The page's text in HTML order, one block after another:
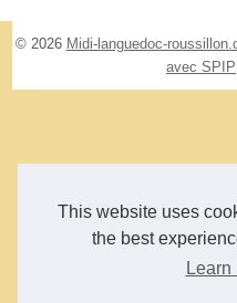
This website uses
the best
Learn
© 2026 Midi-languedoc-
avec SPIP